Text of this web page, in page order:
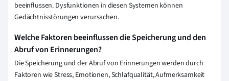
beeinflussen. Dysfunktionen in diesen Systemen können
Gedächtnisstörungen verursachen.
Welche Faktoren beeinflussen die Speicherung und den
Abruf von Erinnerungen?
Die Speicherung und der Abruf von Erinnerungen werden durch
Faktoren wie Stress, Emotionen, Schlafqualität, Aufmerksamkeit